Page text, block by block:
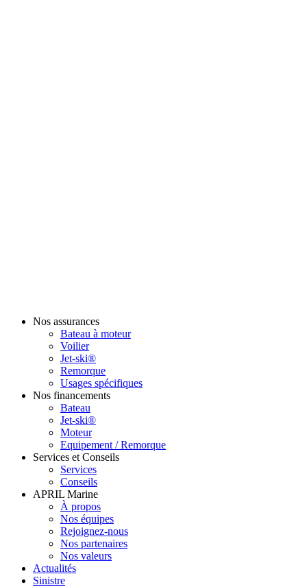
Nos assurances
Bateau à moteur
Voilier
Jet-ski®
Remorque
Usages spécifiques
Nos financements
Bateau
Jet-ski®
Moteur
Equipement / Remorque
Services et Conseils
Services
Conseils
APRIL Marine
À propos
Nos équipes
Rejoignez-nous
Nos partenaires
Nos valeurs
Actualités
Sinistre